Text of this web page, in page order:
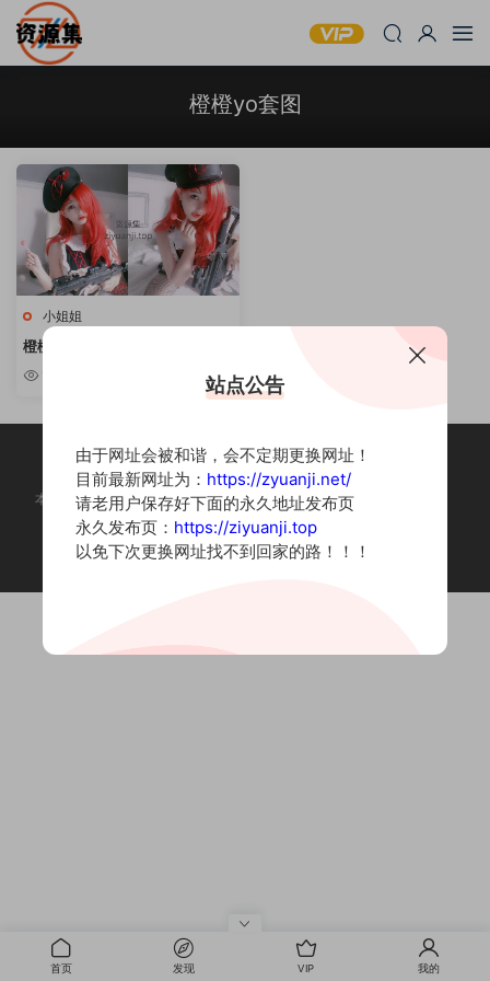
橙橙yo套图
小姐姐
橙橙yo – 写真套图合集 [持续更
新]
本站为摄影写真图片网站，内容来自网络收集整理，仅作个人学习使用。
如有违法内容请联系删除
Copyright © 2022 资源集
首页 发现 VIP 我的
站点公告
由于网址会被和谐，会不定期更换网址！
目前最新网址为： https://zyuanji.net/
请老用户保存好下面的永久地址发布页
永久发布页： https://ziyuanji.top
以免下次更换网址找不到回家的路！！！